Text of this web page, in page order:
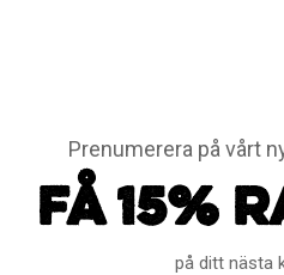
samlad beställning om minst 5
Prenumerera på vårt
FÅ 15%
på ditt nästa